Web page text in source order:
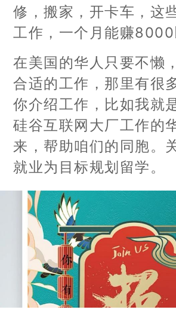
修，搬家，开卡车，这
工作，一个月能赚8000
在美国的华人只要不懒
合适的工作，那里有很
你介绍工作，比如我就
硅谷互联网大厂工作的
来，帮助咱们的同胞。
就业为目标规划留学。